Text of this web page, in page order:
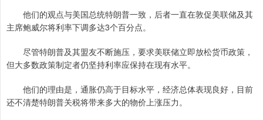
他们的观点与美国总统特朗普一致，后者一直在敦促美联储及其
主席鲍威尔将利率下调多达3个百分点。
尽管特朗普及其盟友不断施压，要求美联储立即放松货币政策，
但大多数政策制定者仍坚持利率应保持在现有水平。
他们的理由是，通胀仍高于目标水平，经济总体表现良好，目前
还不清楚特朗普关税将带来多大的物价上涨压力。